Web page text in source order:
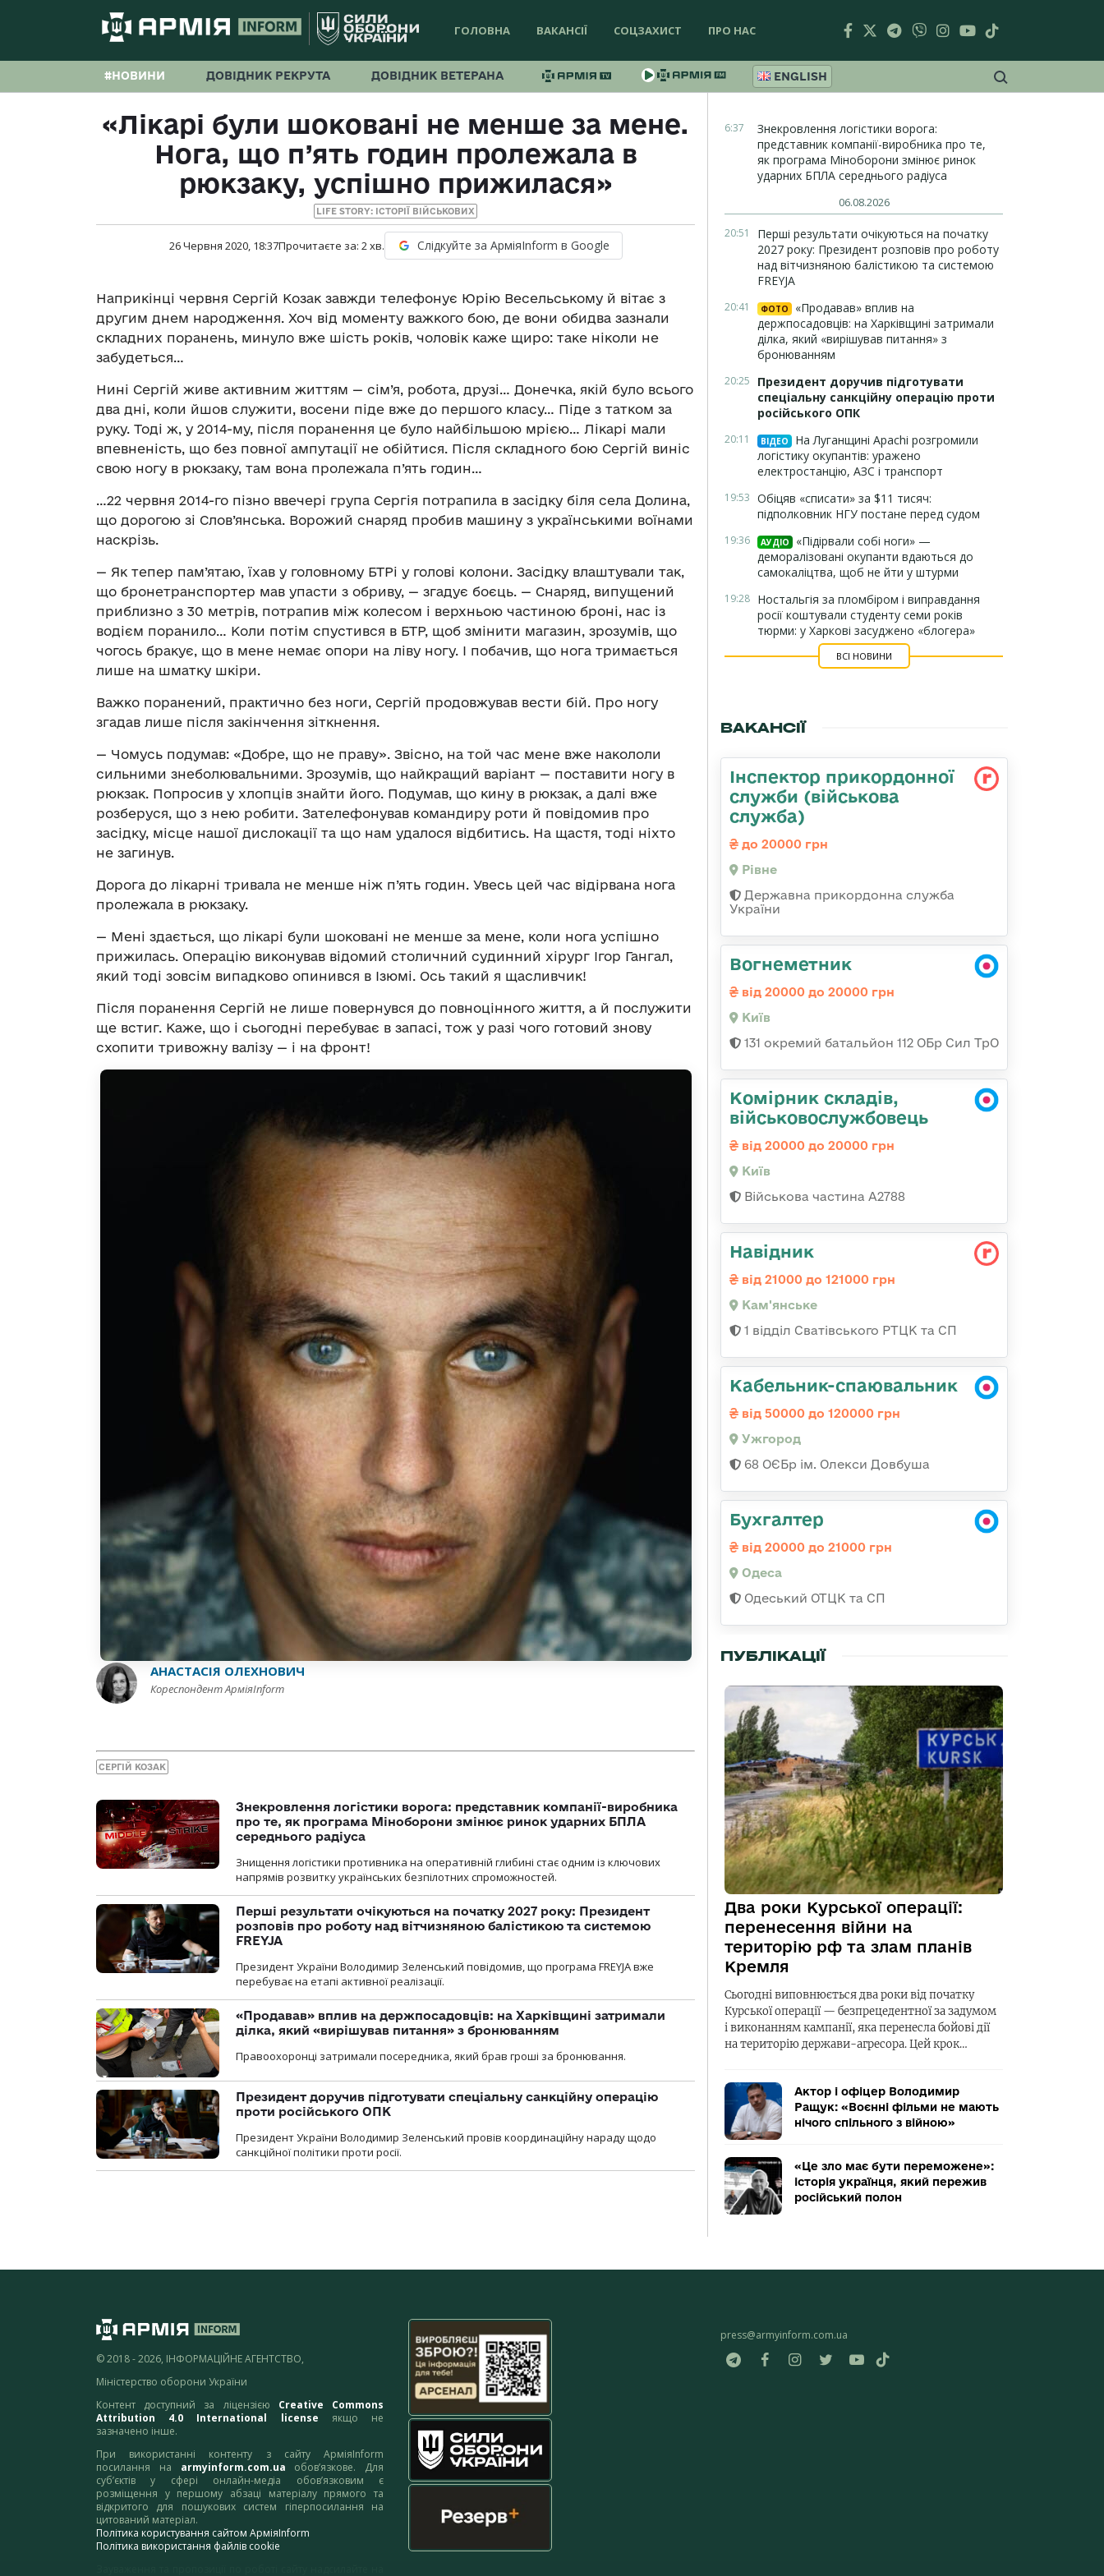
ГОЛОВНА ВАКАНСІЇ СОЦЗАХИСТ ПРО НАС
#НОВИНИ ДОВІДНИК РЕКРУТА ДОВІДНИК ВЕТЕРАНА ENGLISH
«Лікарі були шоковані не менше за мене.
Нога, що п’ять годин пролежала в
рюкзаку, успішно прижилася»
LIFE STORY: ІСТОРІЇ ВІЙСЬКОВИХ
26 Червня 2020, 18:37Прочитаєте за: 2хв. Слідкуйте за АрміяInform в Google
Наприкінці червня Сергій Козак завжди телефонує Юрію Весельському й вітає з
другим днем народження. Хоч від моменту важкого бою, де вони обидва зазнали
складних поранень, минуло вже шість років, чоловік каже щиро: таке ніколи не
забудеться…
Нині Сергій живе активним життям — сім’я, робота, друзі… Донечка, якій було всього
два дні, коли йшов служити, восени піде вже до першого класу… Піде з татком за
руку. Тоді ж, у 2014-му, після поранення це було найбільшою мрією… Лікарі мали
впевненість, що без повної ампутації не обійтися. Після складного бою Сергій виніс
свою ногу в рюкзаку, там вона пролежала п’ять годин…
…22 червня 2014-го пізно ввечері група Сергія потрапила в засідку біля села Долина,
що дорогою зі Слов’янська. Ворожий снаряд пробив машину з українськими воїнами
наскрізь.
— Як тепер пам’ятаю, їхав у головному БТРі у голові колони. Засідку влаштували так,
що бронетранспортер мав упасти з обриву, — згадує боєць. — Снаряд, випущений
приблизно з 30 метрів, потрапив між колесом і верхньою частиною броні, нас із
водієм поранило… Коли потім спустився в БТР, щоб змінити магазин, зрозумів, що
чогось бракує, що в мене немає опори на ліву ногу. І побачив, що нога тримається
лише на шматку шкіри.
Важко поранений, практично без ноги, Сергій продовжував вести бій. Про ногу
згадав лише після закінчення зіткнення.
— Чомусь подумав: «Добре, що не праву». Звісно, на той час мене вже накололи
сильними знеболювальними. Зрозумів, що найкращий варіант — поставити ногу в
рюкзак. Попросив у хлопців знайти його. Подумав, що кину в рюкзак, а далі вже
розберуся, що з нею робити. Зателефонував командиру роти й повідомив про
засідку, місце нашої дислокації та що нам удалося відбитись. На щастя, тоді ніхто
не загинув.
Дорога до лікарні тривала не менше ніж п’ять годин. Увесь цей час відірвана нога
пролежала в рюкзаку.
— Мені здається, що лікарі були шоковані не менше за мене, коли нога успішно
прижилась. Операцію виконував відомий столичний судинний хірург Ігор Гангал,
який тоді зовсім випадково опинився в Ізюмі. Ось такий я щасливчик!
Після поранення Сергій не лише повернувся до повноцінного життя, а й послужити
ще встиг. Каже, що і сьогодні перебуває в запасі, тож у разі чого готовий знову
схопити тривожну валізу — і на фронт!
АНАСТАСІЯ ОЛЕХНОВИЧ
Кореспондент АрміяInform
СЕРГІЙ КОЗАК
Знекровлення логістики ворога: представник компанії-виробника
про те, як програма Міноборони змінює ринок ударних БПЛА
середнього радіуса
Знищення логістики противника на оперативній глибині стає одним із ключових
напрямів розвитку українських безпілотних спроможностей.
Перші результати очікуються на початку 2027 року: Президент
розповів про роботу над вітчизняною балістикою та системою
FREYJA
Президент України Володимир Зеленський повідомив, що програма FREYJA вже
перебуває на етапі активної реалізації.
«Продавав» вплив на держпосадовців: на Харківщині затримали
ділка, який «вирішував питання» з бронюванням
Правоохоронці затримали посередника, який брав гроші за бронювання.
Президент доручив підготувати спеціальну санкційну операцію
проти російського ОПК
Президент України Володимир Зеленський провів координаційну нараду щодо
санкційної політики проти росії.
6:37
Знекровлення логістики ворога:
представник компанії-виробника про те,
як програма Міноборони змінює ринок
ударних БПЛА середнього радіуса
06.08.2026
20:51
Перші результати очікуються на початку
2027 року: Президент розповів про роботу
над вітчизняною балістикою та системою
FREYJA
20:41 ФОТО
«Продавав» вплив на
держпосадовців: на Харківщині затримали
ділка, який «вирішував питання» з
бронюванням
20:25
Президент доручив підготувати
спеціальну санкційну операцію проти
російського ОПК
20:11 ВІДЕО
На Луганщині Apachi розгромили
логістику окупантів: уражено
електростанцію, АЗС і транспорт
19:53 Обіцяв «списати» за $11 тисяч:
підполковник НГУ постане перед судом
19:36 АУДІО
«Підірвали собі ноги» —
деморалізовані окупанти вдаються до
самокаліцтва, щоб не йти у штурми
19:28 Ностальгія за пломбіром і виправдання
росії коштували студенту семи років
тюрми: у Харкові засуджено «блогера»
ВСІ НОВИНИ
ВАКАНСІЇ
Інспектор прикордонної
служби (військова
служба)
до 20000 грн
Рівне
Державна прикордонна служба
України
Вогнеметник
від 20000 до 20000 грн
Київ
131 окремий батальйон 112 ОБр Сил ТрО
Комірник складів,
військовослужбовець
від 20000 до 20000 грн
Київ
Військова частина А2788
Навідник
від 21000 до 121000 грн
Кам'янське
1 відділ Сватівського РТЦК та СП
Кабельник-спаювальник
від 50000 до 120000 грн
Ужгород
68 ОЄБр ім. Олекси Довбуша
Бухгалтер
від 20000 до 21000 грн
Одеса
Одеський ОТЦК та СП
ПУБЛІКАЦІЇ
Два роки Курської операції:
перенесення війни на
територію рф та злам планів
Кремля
Сьогодні виповнюється два роки від початку
Курської операції — безпрецедентної за задумом
і виконанням кампанії, яка перенесла бойові дії
на територію держави-агресора. Цей крок…
Актор і офіцер Володимир
Ращук: «Воєнні фільми не мають
нічого спільного з війною»
«Це зло має бути переможене»:
історія українця, який пережив
російський полон
© 2018 - 2026, ІНФОРМАЦІЙНЕ АГЕНТСТВО,
Міністерство оборони України
Контент доступний за ліцензією Creative Commons
Attribution 4.0 International license якщо не
зазначено інше.
При використанні контенту з сайту АрміяInform
посилання на armyinform.com.ua обов’язкове. Для
суб’єктів у сфері онлайн-медіа обов’язковим є
розміщення у першому абзаці матеріалу прямого та
відкритого для пошукових систем гіперпосилання на
цитований матеріал.
Політика користування сайтом АрміяInform
Політика використання файлів cookie
press@armyinform.com.ua